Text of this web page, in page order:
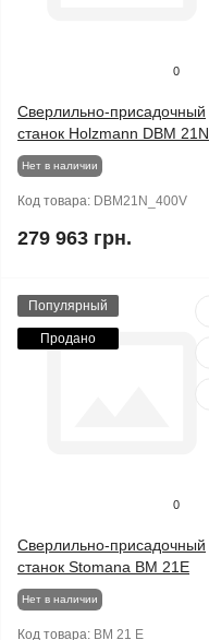
0
Сверлильно-присадочный
станок Holzmann DBM 21N
Нет в наличии
Код товара: DBM21N_400V
279 963 грн.
Популярный
Продано
0
Сверлильно-присадочный
станок Stomana BM 21E
Нет в наличии
Код товара: BM 21 E